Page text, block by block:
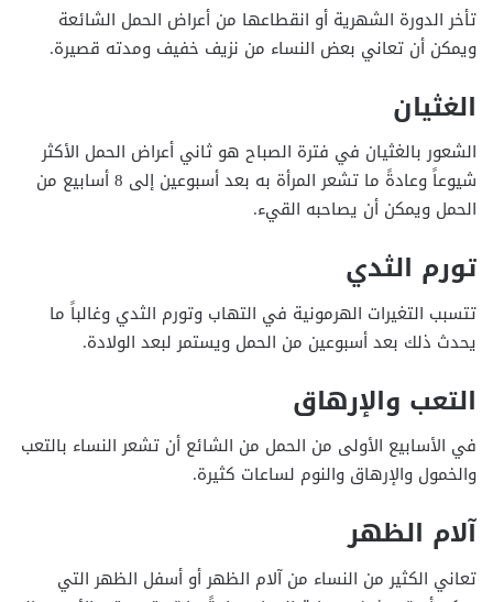
الشهر التاسع
من 36 إلى 40 أسبوع
تأخر الدورة الشهرية أو انقطاعها من أعراض الحمل الشائعة
ويمكن أن تعاني بعض النساء من نزيف خفيف ومدته قصيرة.
الغثيان
الشعور بالغثيان في فترة الصباح هو ثاني أعراض الحمل الأكثر
شيوعاً وعادةً ما تشعر المرأة به بعد أسبوعين إلى 8 أسابيع من
الحمل ويمكن أن يصاحبه القيء.
تورم الثدي
تتسبب التغيرات الهرمونية في التهاب وتورم الثدي وغالباً ما
يحدث ذلك بعد أسبوعين من الحمل ويستمر لبعد الولادة.
التعب والإرهاق
في الأسابيع الأولى من الحمل من الشائع أن تشعر النساء بالتعب
والخمول والإرهاق والنوم لساعات كثيرة.
آلام الظهر
تعاني الكثير من النساء من آلام الظهر أو أسفل الظهر التي